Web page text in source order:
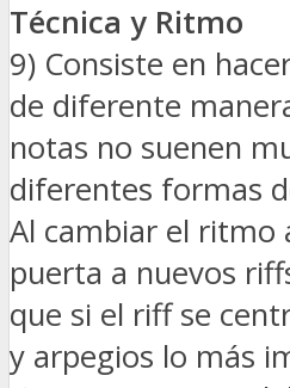
Técnica y Ritmo
9) Consiste en
de diferente
notas no suenen
diferentes formas
Al cambiar el ritmo
puerta a nuevos
que si el riff se
y arpegios lo más